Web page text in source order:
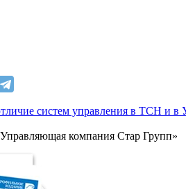
систем управления в ТСН и в
компания Стар Групп»